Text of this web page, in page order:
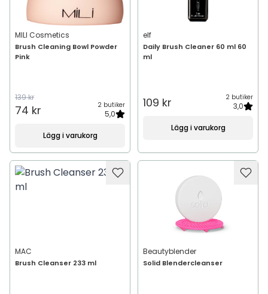
MILI Cosmetics
Brush Cleaning Bowl Powder
Pink
139 kr
74 kr 2 butiker
5,0
Lägg i varukorg
elf
Daily Brush Cleaner 60 ml 60
ml
109 kr 2 butiker
3,0
Lägg i varukorg
MAC
Brush Cleanser 233 ml
Beautyblender
Solid Blendercleanser